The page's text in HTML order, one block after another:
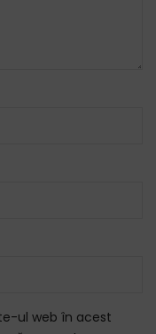
ul web în acest